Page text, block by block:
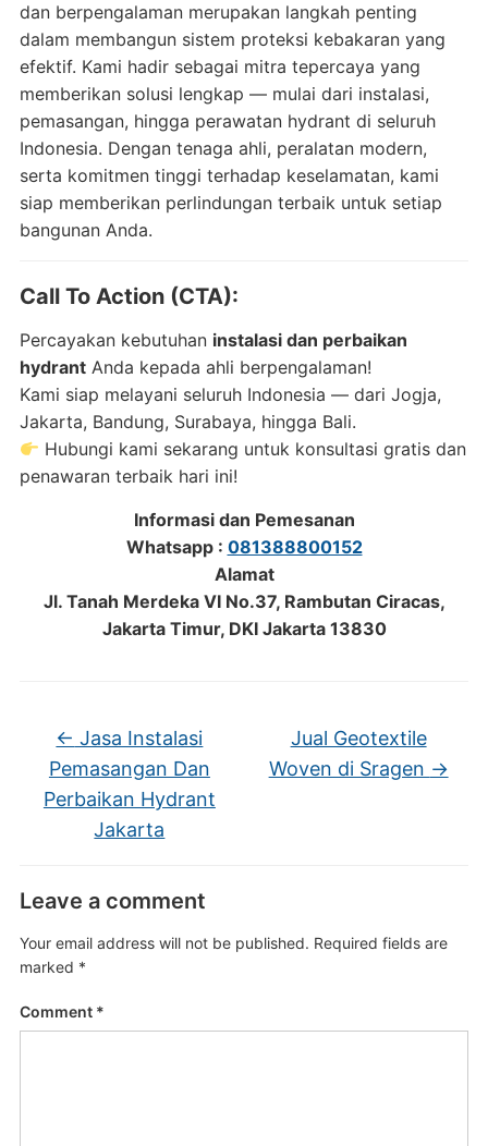
dan berpengalaman merupakan langkah penting
dalam membangun sistem proteksi kebakaran yang
efektif. Kami hadir sebagai mitra tepercaya yang
memberikan solusi lengkap — mulai dari instalasi,
pemasangan, hingga perawatan hydrant di seluruh
Indonesia. Dengan tenaga ahli, peralatan modern,
serta komitmen tinggi terhadap keselamatan, kami
siap memberikan perlindungan terbaik untuk setiap
bangunan Anda.
Call To Action (CTA):
Percayakan kebutuhan instalasi dan perbaikan
hydrantAnda kepada ahli berpengalaman!
Kami siap melayani seluruh Indonesia — dari Jogja,
Jakarta, Bandung, Surabaya, hingga Bali.
Hubungi kami sekarang untuk konsultasi gratis dan
penawaran terbaik hari ini!
Informasi dan Pemesanan
Whatsapp : 081388800152
Alamat
Jl. Tanah Merdeka VI No.37, Rambutan Ciracas,
Jakarta Timur, DKI Jakarta 13830
← Jasa Instalasi
Pemasangan Dan
Perbaikan Hydrant
Jakarta
Jual Geotextile
Woven di Sragen →
Leave a comment
Your email address will not be published. Required fields are
marked *
Comment *